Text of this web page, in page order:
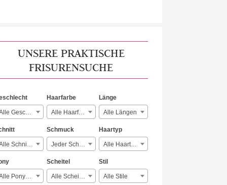
UNSERE PRAKTISCHE
FRISURENSUCHE
Alle Geschlechter
Haarfarbe
Alle Haarfarben
Länge
Alle Längen
Alle Schnitte
Schmuck
Jeder Schmuck
Haartyp
Alle Haartypen
Alle Ponyarten
Scheitel
Alle Scheitelarten
Stil
Alle Stile